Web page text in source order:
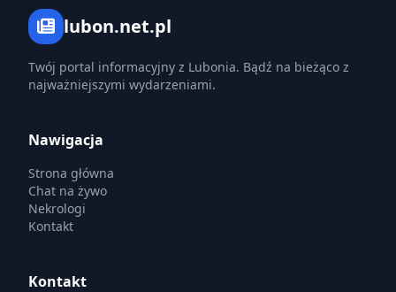
lubon.net.pl
Twój portal informacyjny z Lubonia. Bądź na bieżąco z
najważniejszymi wydarzeniami.
Nawigacja
Strona główna
Chat na żywo
Nekrologi
Kontakt
Kontakt